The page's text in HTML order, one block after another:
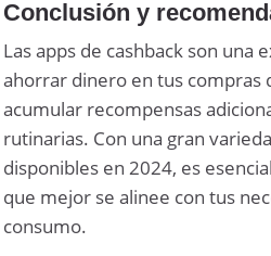
Conclusión y
Las apps de cashback son una
ahorrar dinero en tus compras
acumular recompensas
rutinarias. Con una gran
disponibles en 2024, es
que mejor se alinee con tus
consumo.